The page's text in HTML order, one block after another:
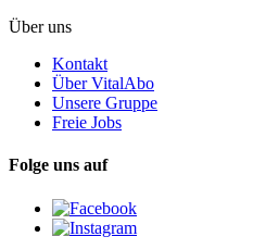
Über uns
Kontakt
Über VitalAbo
Unsere Gruppe
Freie Jobs
Folge uns auf